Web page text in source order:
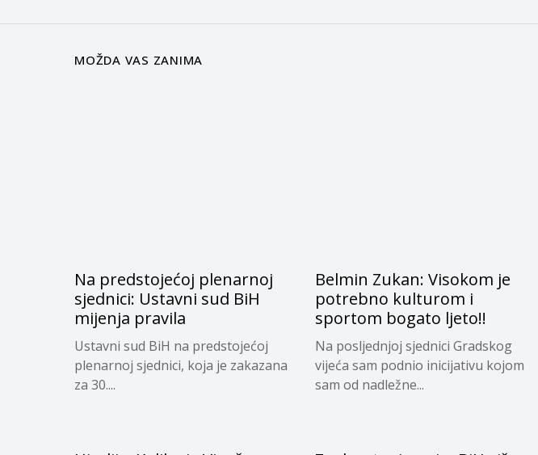
MOŽDA VAS ZANIMA
Na predstojećoj plenarnoj
sjednici: Ustavni sud BiH
mijenja pravila
Ustavni sud BiH na predstojećoj
plenarnoj sjednici, koja je zakazana
za 30....
Belmin Zukan: Visokom je
potrebno kulturom i
sportom bogato ljeto!!
Na posljednjoj sjednici Gradskog
vijeća sam podnio inicijativu kojom
sam od nadležne...